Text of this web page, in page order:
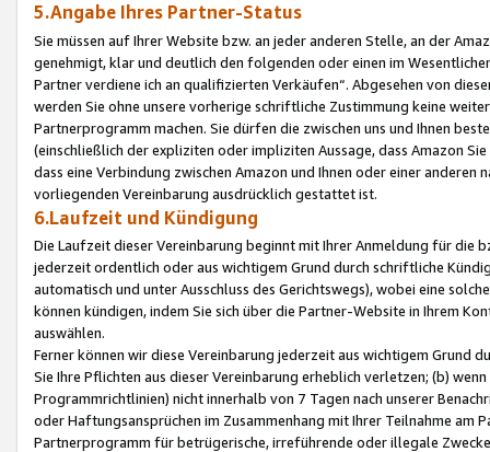
5.Angabe Ihres Partner-Status
Sie müssen auf Ihrer Website bzw. an jeder anderen Stelle, an der
genehmigt, klar und deutlich den folgenden oder einen im
Partner verdiene ich an qualifizierten Verkäufen“. Abgesehen von
werden Sie ohne unsere vorherige schriftliche Zustimmung keine
Partnerprogramm machen. Sie dürfen die zwischen uns und Ihnen
(einschließlich der expliziten oder impliziten Aussage, dass Amazon
dass eine Verbindung zwischen Amazon und Ihnen oder einer
vorliegenden Vereinbarung ausdrücklich gestattet ist.
6.Laufzeit und Kündigung
Die Laufzeit dieser Vereinbarung beginnt mit Ihrer Anmeldung für die
jederzeit ordentlich oder aus wichtigem Grund durch schriftliche
automatisch und unter Ausschluss des Gerichtswegs), wobei eine
können kündigen, indem Sie sich über die Partner-Website in Ihrem
auswählen.
Ferner können wir diese Vereinbarung jederzeit aus wichtigem Grund
Sie Ihre Pflichten aus dieser Vereinbarung erheblich verletzen; (b)
Programmrichtlinien) nicht innerhalb von 7 Tagen nach unserer
oder Haftungsansprüchen im Zusammenhang mit Ihrer Teilnahme am
Partnerprogramm für betrügerische, irreführende oder illegale